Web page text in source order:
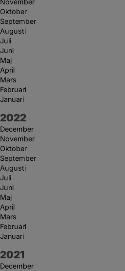
November
Oktober
September
Augusti
Juli
Juni
Maj
April
Mars
Februari
Januari
År:
2022
December
November
Oktober
September
Augusti
Juli
Juni
Maj
April
Mars
Februari
Januari
År:
2021
December